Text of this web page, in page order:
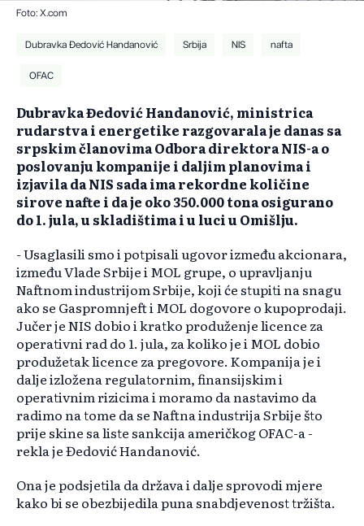
Foto: X.com
Dubravka Đedović Handanović Srbija NIS nafta
OFAC
Dubravka Đedović Handanović, ministrica
rudarstva i energetike razgovarala je danas sa
srpskim članovima Odbora direktora NIS-a o
poslovanju kompanije i daljim planovima i
izjavila da NIS sada ima rekordne količine
sirove nafte i da je oko 350.000 tona osigurano
do 1. jula, u skladištima i u luci u Omišlju.
- Usaglasili smo i potpisali ugovor između akcionara,
između Vlade Srbije i MOL grupe, o upravljanju
Naftnom industrijom Srbije, koji će stupiti na snagu
ako se Gaspromnjeft i MOL dogovore o kupoprodaji.
Јučer je NIS dobio i kratko produženje licence za
operativni rad do 1. jula, za koliko je i MOL dobio
produžetak licence za pregovore. Kompanija je i
dalje izložena regulatornim, finansijskim i
operativnim rizicima i moramo da nastavimo da
radimo na tome da se Naftna industrija Srbije što
prije skine sa liste sankcija američkog OFAC-a -
rekla je Đedović Handanović.
Ona je podsjetila da država i dalje sprovodi mjere
kako bi se obezbijedila puna snabdjevenost tržišta.